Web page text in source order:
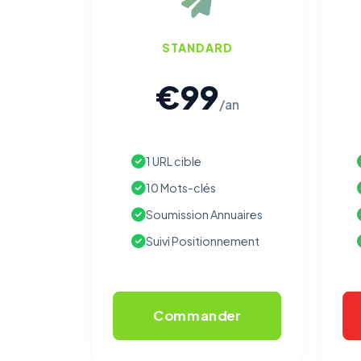
STANDARD
€99/an
1 URL cible
10 Mots-clés
Soumission Annuaires
Suivi Positionnement
Commander